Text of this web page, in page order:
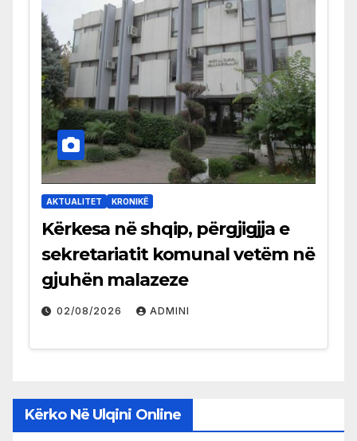
AKTUALITET KRONIKË
Kërkesa në shqip, përgjigjja e
sekretariatit komunal vetëm në
gjuhën malazeze
02/08/2026 ADMINI
Kërko Në Ulqini Online